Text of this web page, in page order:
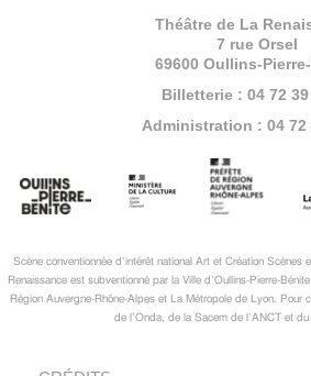
Théâtre de La
7 rue Orsel
69600 Oullins-
Billetterie : 04 72 39
Administration : 04 72
Scène conventionnée d’intérêt national Art et Création Scènes
Renaissance est subventionné par la Ville d’Oullins-Pierre-
Région Auvergne-Rhône-Alpes et La Métropole de Lyon. Pour
de l’Onda, de la Sacem de l’ANCT et du